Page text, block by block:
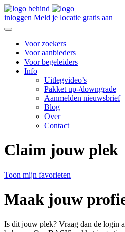
inloggen Meld je locatie gratis aan
Voor zoekers
Voor aanbieders
Voor begeleiders
Info
Uitlegvideo’s
Pakket up-/downgrade
Aanmelden nieuwsbrief
Blog
Over
Contact
Claim jouw plek
Toon mijn favorieten
Maak jouw
Is dit jouw plek? Vraag dan de login